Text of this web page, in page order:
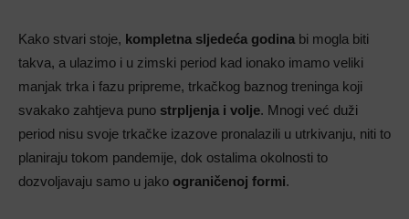
Kako stvari stoje, kompletna sljedeća godina bi mogla biti
takva, a ulazimo i u zimski period kad ionako imamo veliki
manjak trka i fazu pripreme, trkačkog baznog treninga koji
svakako zahtjeva puno strpljenja i volje. Mnogi već duži
period nisu svoje trkačke izazove pronalazili u utrkivanju, niti to
planiraju tokom pandemije, dok ostalima okolnosti to
dozvoljavaju samo u jako ograničenoj formi.